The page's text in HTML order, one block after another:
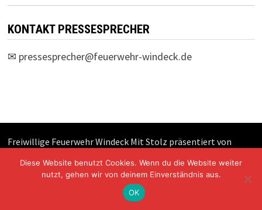
KONTAKT PRESSESPRECHER
✉ pressesprecher@feuerwehr-windeck.de
Freiwillige Feuerwehr Windeck Mit Stolz präsentiert von
Diese Website benutzt Cookies. Wenn du die Website weiter
nutzt, gehen wir von deinem Einverständnis aus.
OK